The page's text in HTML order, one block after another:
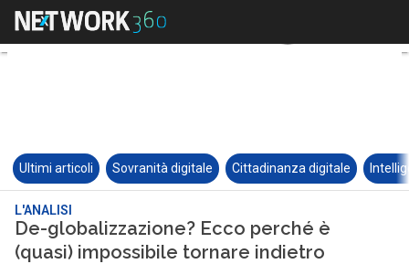
Ultimi articoli Sovranità digitale Cittadinanza digitale
L'ANALISI
De-globalizzazione? Ecco perché è
(quasi) impossibile tornare indietro